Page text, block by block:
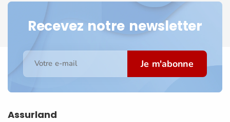
Recevez notre newsletter
Votre e-mail Je m'abonne
Assurland